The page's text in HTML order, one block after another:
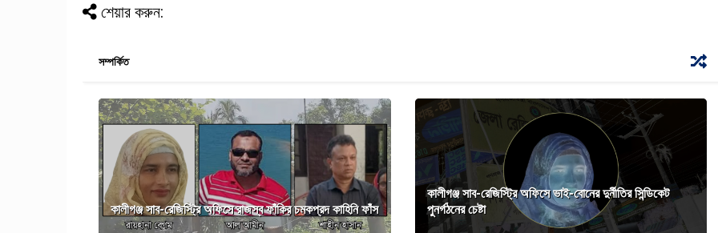
শেয়ার করুন:
সম্পর্কিত
কালীগঞ্জ সাব-রেজিস্ট্রি অফিসে রাজস্ব ফাঁকির চমকপ্রদ কাহিনি ফাঁস
কালীগঞ্জ সাব-রেজিস্ট্রি অফিসে ভাই-বোনের দুর্নীতির সিন্ডিকেট
পুনর্গঠনের চেষ্টা